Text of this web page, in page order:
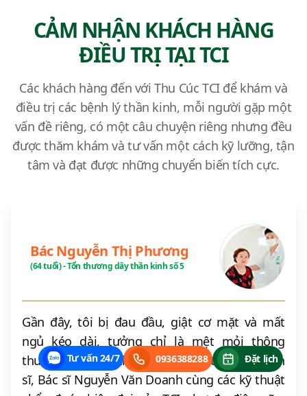
CẢM NHẬN KHÁCH HÀNG
ĐIỀU TRỊ TẠI TCI
Các khách hàng đến với Thu Cúc TCI để khám và
điều trị các bệnh lý thần kinh, mỗi người gặp một
vấn đề riêng, có một câu chuyện riêng nhưng đều
được thăm khám và tư vấn một cách kỹ lưỡng, tận
tâm và đạt được những chuyển biến tích cực.
Bác Nguyễn Thị Phương
(64 tuổi) - Tổn thương dây thần kinh số 5
Gần đây, tôi bị đau đầu, giật cơ mặt và mất
ngủ kéo dài, tưởng chỉ là mệt mỏi thông
thường. Nhờ sự thăm khám tận tình của Tiến
sĩ, Bác sĩ Nguyễn Văn Doanh cùng các kỹ thuật
Tư vấn 24/7 0936388288 Đặt lịch